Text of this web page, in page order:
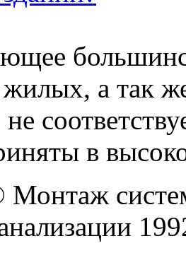
жилых, а так
в
Монтаж